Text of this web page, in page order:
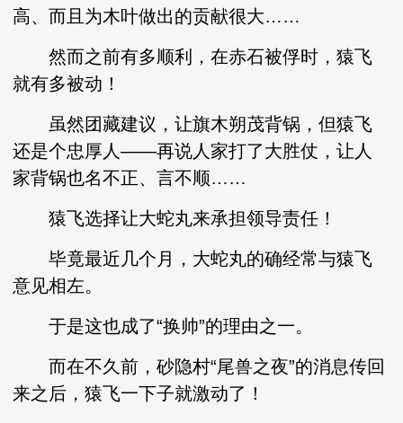
高、而且为木叶做出的贡献很大……
然而之前有多顺利，在赤石被俘时，猿飞
就有多被动！
虽然团藏建议，让旗木朔茂背锅，但猿飞
还是个忠厚人——再说人家打了大胜仗，让人
家背锅也名不正、言不顺……
猿飞选择让大蛇丸来承担领导责任！
毕竟最近几个月，大蛇丸的确经常与猿飞
意见相左。
于是这也成了“换帅”的理由之一。
而在不久前，砂隐村“尾兽之夜”的消息传回
来之后，猿飞一下子就激动了！